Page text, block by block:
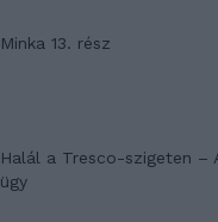
Minka 13. rész
Halál a Tresco-szigeten –
ügy